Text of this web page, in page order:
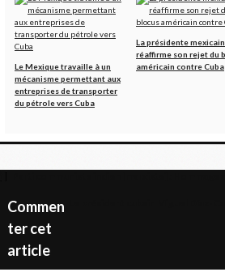
Le Mexique travaille à un
mécanisme permettant aux
entreprises de transporter
du pétrole vers Cuba
La présidente
réaffirme son rejet du
américain contre Cuba
Commen
ter cet
article